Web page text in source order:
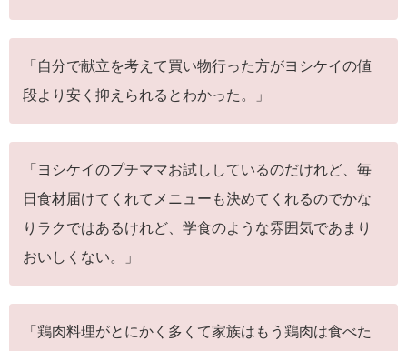
「自分で献立を考えて買い物行った方がヨシケイの値
段より安く抑えられるとわかった。」
「ヨシケイのプチママお試ししているのだけれど、毎
日食材届けてくれてメニューも決めてくれるのでかな
りラクではあるけれど、学食のような雰囲気であまり
おいしくない。」
「鶏肉料理がとにかく多くて家族はもう鶏肉は食べた